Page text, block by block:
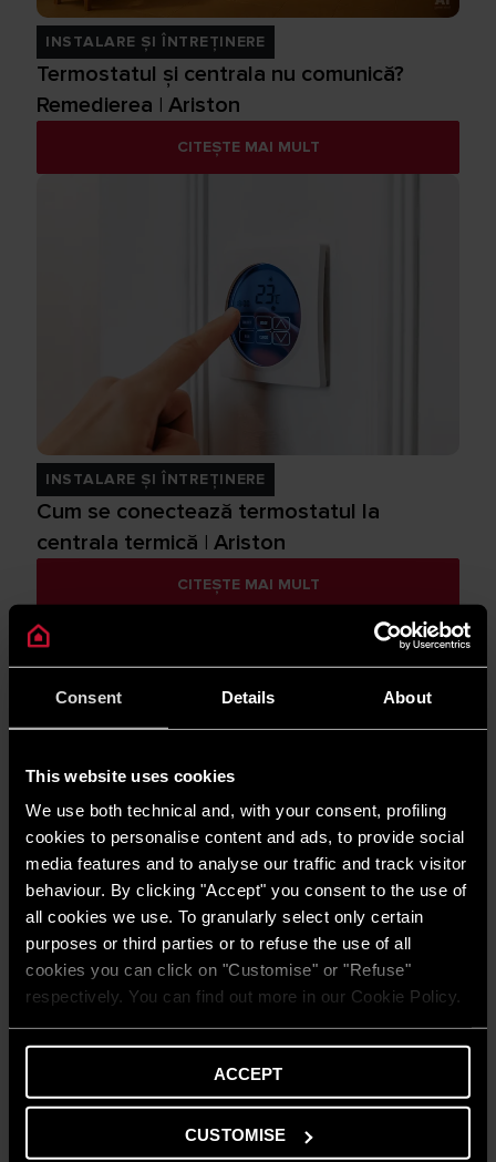
Consent Details About
This website uses cookies
We use both technical and, with your consent, profiling
cookies to personalise content and ads, to provide social
media features and to analyse our traffic and track visitor
behaviour. By clicking "Accept" you consent to the use of
all cookies we use. To granularly select only certain
purposes or third parties or to refuse the use of all
cookies you can click on "Customise" or "Refuse"
respectively. You can find out more in our Cookie Policy.
ACCEPT
CUSTOMISE
INSTALARE ȘI ÎNTREȚINERE
Termostatul și centrala nu comunică?
Remedierea | Ariston
CITEȘTE MAI MULT
INSTALARE ȘI ÎNTREȚINERE
Cum se conectează termostatul la
centrala termică | Ariston
CITEȘTE MAI MULT
INSTALARE ȘI ÎNTREȚINERE
Prima aprindere a centralei termice în
condensare: cum funcționează? | Ariston